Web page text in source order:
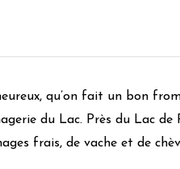
qu’on fait un bon
du Lac. Près du Lac de
frais, de vache et de